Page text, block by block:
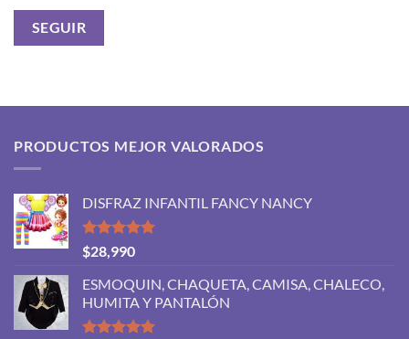
SEGUIR
PRODUCTOS MEJOR VALORADOS
DISFRAZ INFANTIL FANCY NANCY
Valorado
con
de 5
$28,990
ESMOQUIN, CHAQUETA, CAMISA, CHALECO,
HUMITA Y PANTALÓN